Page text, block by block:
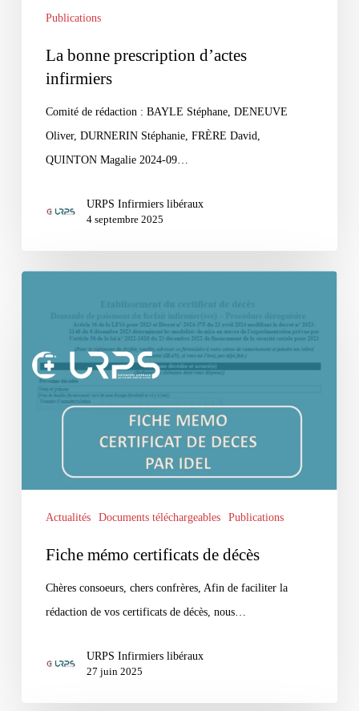
Publications
La bonne prescription d’actes
infirmiers
Comité de rédaction : BAYLE Stéphane, DENEUVE
Oliver, DURNERIN Stéphanie, FRÈRE David,
QUINTON Magalie 2024-09…
URPS Infirmiers libéraux
4 septembre 2025
décès
Actualités Documents téléchargeables Publications
Fiche mémo certificats de décès
Chères consoeurs, chers confrères, Afin de faciliter la
rédaction de vos certificats de décès, nous…
URPS Infirmiers libéraux
27 juin 2025